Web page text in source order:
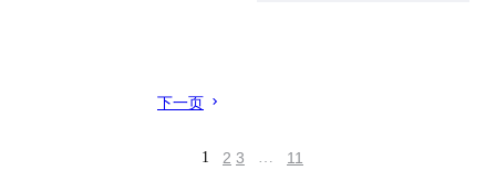
下一页
1 2 3 … 11